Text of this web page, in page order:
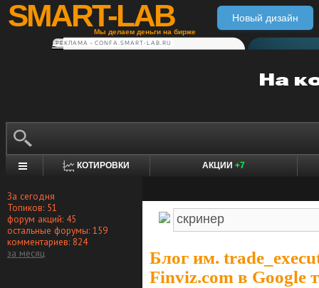
SMART-LAB
Мы делаем деньги на бирже
Новый дизайн
РЕКЛАМА • CONFA.SMART-LAB.RU
КОТИРОВКИ АКЦИИ +7
За сегодня
Топиков: 51
форум акций: 45
остальные форумы: 159
комментариев: 824
за месяц
Блог им.
Finviz.com в Google